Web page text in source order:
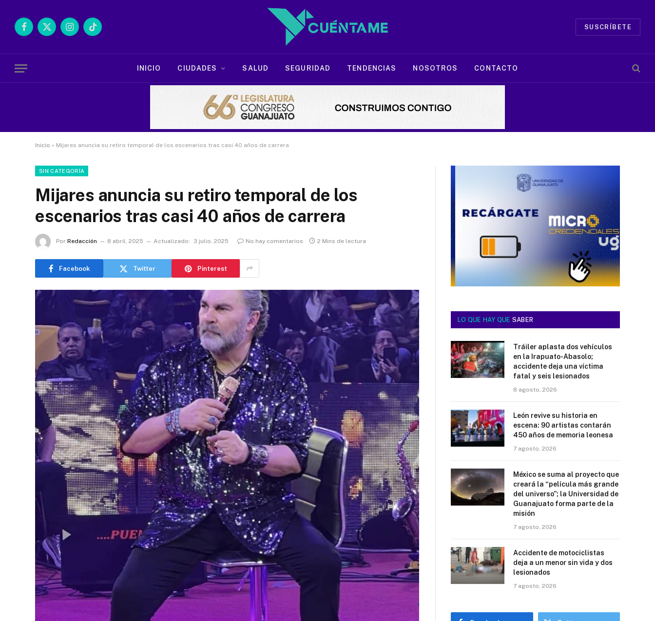
Facebook
X
InstagramTikTok
SUSCRÍBETE
INICIO CIUDADES SALUD SEGURIDAD TENDENCIAS NOSOTROS CONTACTO
Inicio » Mijares anuncia su retiro temporal de los escenarios tras casi 40 años de carrera
SIN CATEGORÍA
Mijares anuncia su retiro temporal de los
escenarios tras casi 40 años de carrera
Por Redacción 8 abril, 2025 Actualizado: 3 julio, 2025 No hay comentarios 2 Mins de lectura
Facebook Twitter Pinterest
LO QUE HAY QUE SABER
Tráiler aplasta dos vehículos
en la Irapuato-Abasolo;
accidente deja una víctima
fatal y seis lesionados
8 agosto, 2026
León revive su historia en
escena: 90 artistas contarán
450 años de memoria leonesa
7 agosto, 2026
México se suma al proyecto que
creará la “película más grande
del universo”; la Universidad de
Guanajuato forma parte de la
misión
7 agosto, 2026
Accidente de motociclistas
deja a un menor sin vida y dos
lesionados
7 agosto, 2026